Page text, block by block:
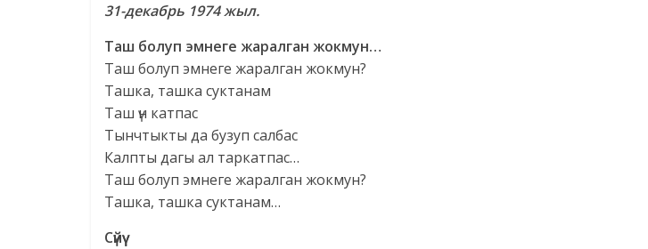
31-декабрь 1974 жыл.
Таш болуп эмнеге жаралган жокмун…
Таш болуп эмнеге жаралган жокмун?
Ташка, ташка суктанам
Таш үн катпас
Тынчтыкты да бузуп салбас
Калпты дагы ал таркатпас…
Таш болуп эмнеге жаралган жокмун?
Ташка, ташка суктанам…
Сүйүү